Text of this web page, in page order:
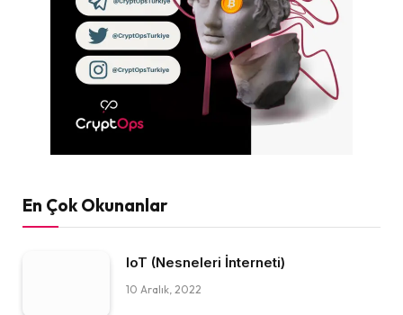
En Çok Okunanlar
IoT (Nesneleri İnterneti)
10 Aralık, 2022